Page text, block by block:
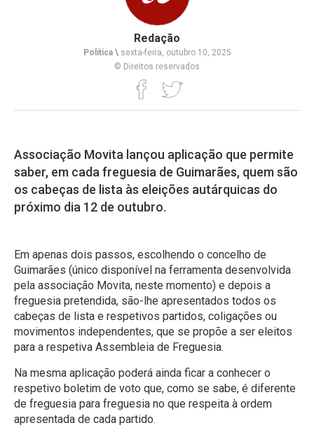
Redação
Política \sexta-feira, outubro 10, 2025
© Direitos reservados
Associação Movita lançou aplicação que permite
saber, em cada freguesia de Guimarães, quem são
os cabeças de lista às eleições autárquicas do
próximo dia 12 de outubro.
Em apenas dois passos, escolhendo o concelho de
Guimarães (único disponível na ferramenta desenvolvida
pela associação Movita, neste momento) e depois a
freguesia pretendida, são-lhe apresentados todos os
cabeças de lista e respetivos partidos, coligações ou
movimentos independentes, que se propõe a ser eleitos
para a respetiva Assembleia de Freguesia.
Na mesma aplicação poderá ainda ficar a conhecer o
respetivo boletim de voto que, como se sabe, é diferente
de freguesia para freguesia no que respeita à ordem
apresentada de cada partido.